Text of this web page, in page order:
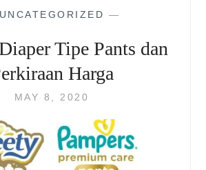
DAN
UNCATEGORIZED —
Tipe Pants dan
Harga
MAY 8, 2020